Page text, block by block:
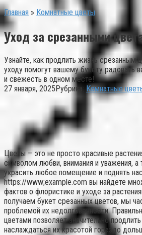
Главная » Комнатные цветы
Уход за срезанными
Узнайте, как продлить жизнь
уходу помогут вашему букету радовать
и свежесть в одном месте!
27 января, 2025Рубрика: Комнатные
Цветы – это не просто красивые
символом любви, внимания и уважения,
украсить любое помещение и поднять
https://www;example.com вы найдете
фактов о флористике и уходе за
получаем букет срезанных цветов, мы
проблемой их недолговечности.
цветами позволяет значительно
наслаждаться их красотой гораздо